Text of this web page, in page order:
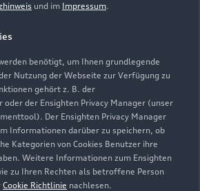
und im Impressum.
benötigt, um Ihnen grundlegende
Nutzung der Webseite zur Verfügung zu
gehört z. B. der
oder der Ensighten Privacy Manager (unser
Der Ensighten Privacy Manager
Informationen darüber zu speichern, ob
Kategorien von Cookies Benutzer ihre
Weitere Informationen zum Ensighten
zu Ihren Rechten als betroffene Person
Cookie Richtlinie nachlesen.
,öffnet am
Zurück nach oben